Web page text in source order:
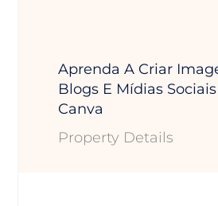
Aprenda A Criar
Blogs E Mídias
Canva
Property Details